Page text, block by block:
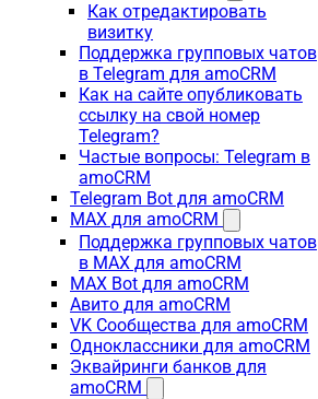
Как отредактировать
визитку
Поддержка групповых чатов
в Telegram для amoCRM
Как на сайте опубликовать
ссылку на свой номер
Telegram?
Частые вопросы: Telegram в
amoCRM
Telegram Bot для amoCRM
MAX для amoCRM
Поддержка групповых чатов
в MAX для amoCRM
MAX Bot для amoCRM
Авито для amoCRM
VK Сообщества для amoCRM
Одноклассники для amoCRM
Эквайринги банков для
amoCRM